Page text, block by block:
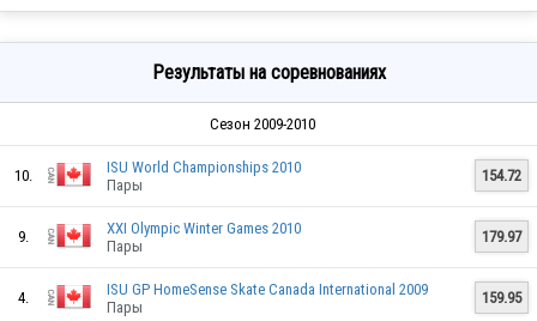
Результаты на соревнованиях
Сезон 2009-2010
10.
ISU World Championships 2010
Пары
154.72
9.
XXI Olympic Winter Games 2010
Пары
179.97
4.
ISU GP HomeSense Skate Canada International 2009
Пары
159.95